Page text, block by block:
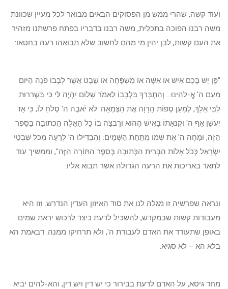
ועוד קשה, שהרי ממש מן הפסוקים הבאים מבואר לכל מעיין שכוונת
משה רבנו הפוכה בתכלית, משה רבנו בדבריו בפתח פרשתנו מזהיר
את העם קשות, לבן יהין מי מהם לחשוב שלא תבואהו רעה בחטאו:
"פֶּן יֵשׁ בָּכֶם אִישׁ אוֹ אִשָּׁה אוֹ מִשְׁפָּחָה אוֹ שֵׁבֶט אֲשֶׁר לְבָבוֹ פֹנֶה הַיּוֹם
מֵעִם ה' אֱ-לֹהֵינוּ... וְהִתְבָּרֵךְ בִּלְבָבוֹ לֵאמֹר שָׁלוֹם יִהְיֶה לִּי כִּי בִּשְׁרִרוּת
לִבִּי אֵלֵךְ, לְמַעַן סְפוֹת הָרָוָה אֶת הַצְּמֵאָה: לֹא יֹאבֶה ה' סְלֹחַ לוֹ, כִּי אָז
יֶעְשַׁן אַף ה' וְקִנְאָתוֹ בָּאִישׁ הַהוּא וְרָבְצָה בּוֹ כָּל הָאָלָה הַכְּתוּבָה בַּסֵּפֶר
הַזֶּה, וּמָחָה ה' אֶת שְׁמוֹ מִתַּחַת הַשָּׁמָיִם: וְהִבְדִּילוֹ ה' לְרָעָה מִכֹּל שִׁבְטֵי
יִשְׂרָאֵל כְּכֹל אָלוֹת הַבְּרִית הַכְּתוּבָה בְּסֵפֶר הַתּוֹרָה הַזֶּה", וממשיך עוד
לתאר באריכות את הרעה הגדולה אשר תבוא אליו.
ונראה שפרשיה זו מגלה לנו את סוד האיזון העדין הנדרש. וזו היא
מעבודות קשות שבמקדש, להשכיל לדעת כיצד לרכוש יראת שמים
באופן שתעודד את האדם לעבודת ה', ולא תרחיקו ממנה. דבאמת הא
בלא הא – לא סגיא:
מחד גיסא, על האדם לדעת בבירור כי יש דין ויש דין, והא-להים יביא